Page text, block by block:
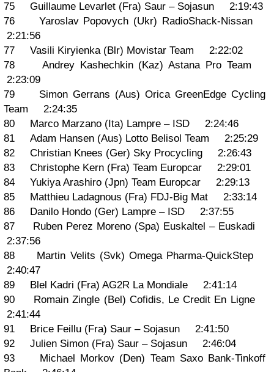
75 Guillaume Levarlet (Fra) Saur – Sojasun 2:19:43
76 Yaroslav Popovych (Ukr) RadioShack-Nissan
2:21:56
77 Vasili Kiryienka (Blr) Movistar Team 2:22:02
78 Andrey Kashechkin (Kaz) Astana Pro Team
2:23:09
79 Simon Gerrans (Aus) Orica GreenEdge Cycling
Team 2:24:35
80 Marco Marzano (Ita) Lampre – ISD 2:24:46
81 Adam Hansen (Aus) Lotto Belisol Team 2:25:29
82 Christian Knees (Ger) Sky Procycling 2:26:43
83 Christophe Kern (Fra) Team Europcar 2:29:01
84 Yukiya Arashiro (Jpn) Team Europcar 2:29:13
85 Matthieu Ladagnous (Fra) FDJ-Big Mat 2:33:14
86 Danilo Hondo (Ger) Lampre – ISD 2:37:55
87 Ruben Perez Moreno (Spa) Euskaltel – Euskadi
2:37:56
88 Martin Velits (Svk) Omega Pharma-QuickStep
2:40:47
89 Blel Kadri (Fra) AG2R La Mondiale 2:41:14
90 Romain Zingle (Bel) Cofidis, Le Credit En Ligne
2:41:44
91 Brice Feillu (Fra) Saur – Sojasun 2:41:50
92 Julien Simon (Fra) Saur – Sojasun 2:46:04
93 Michael Morkov (Den) Team Saxo Bank-Tinkoff